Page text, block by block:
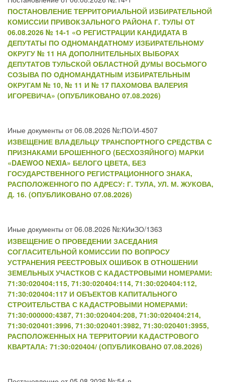
ПОСТАНОВЛЕНИЕ ТЕРРИТОРИАЛЬНОЙ ИЗБИРАТЕЛЬНОЙ
КОМИССИИ ПРИВОКЗАЛЬНОГО РАЙОНА Г. ТУЛЫ ОТ
06.08.2026 № 14-1 «О РЕГИСТРАЦИИ КАНДИДАТА В
ДЕПУТАТЫ ПО ОДНОМАНДАТНОМУ ИЗБИРАТЕЛЬНОМУ
ОКРУГУ № 11 НА ДОПОЛНИТЕЛЬНЫХ ВЫБОРАХ
ДЕПУТАТОВ ТУЛЬСКОЙ ОБЛАСТНОЙ ДУМЫ ВОСЬМОГО
СОЗЫВА ПО ОДНОМАНДАТНЫМ ИЗБИРАТЕЛЬНЫМ
ОКРУГАМ № 10, № 11 И № 17 ПАХОМОВА ВАЛЕРИЯ
ИГОРЕВИЧА» (ОПУБЛИКОВАНО 07.08.2026)
Иные документы от 06.08.2026 №:ПО/И-4507
ИЗВЕЩЕНИЕ ВЛАДЕЛЬЦУ ТРАНСПОРТНОГО СРЕДСТВА С
ПРИЗНАКАМИ БРОШЕННОГО (БЕСХОЗЯЙНОГО) МАРКИ
«DAEWOO NEXIA» БЕЛОГО ЦВЕТА, БЕЗ
ГОСУДАРСТВЕННОГО РЕГИСТРАЦИОННОГО ЗНАКА,
РАСПОЛОЖЕННОГО ПО АДРЕСУ: Г. ТУЛА, УЛ. М. ЖУКОВА,
Д. 16. (ОПУБЛИКОВАНО 07.08.2026)
Иные документы от 06.08.2026 №:КИиЗО/1363
ИЗВЕЩЕНИЕ О ПРОВЕДЕНИИ ЗАСЕДАНИЯ
СОГЛАСИТЕЛЬНОЙ КОМИССИИ ПО ВОПРОСУ
УСТРАНЕНИЯ РЕЕСТРОВЫХ ОШИБОК В ОТНОШЕНИИ
ЗЕМЕЛЬНЫХ УЧАСТКОВ С КАДАСТРОВЫМИ НОМЕРАМИ:
71:30:020404:115, 71:30:020404:114, 71:30:020404:112,
71:30:020404:117 И ОБЪЕКТОВ КАПИТАЛЬНОГО
СТРОИТЕЛЬСТВА С КАДАСТРОВЫМИ НОМЕРАМИ:
71:30:000000:4387, 71:30:020404:208, 71:30:020404:214,
71:30:020401:3996, 71:30:020401:3982, 71:30:020401:3955,
РАСПОЛОЖЕННЫХ НА ТЕРРИТОРИИ КАДАСТРОВОГО
КВАРТАЛА: 71:30:020404/ (ОПУБЛИКОВАНО 07.08.2026)